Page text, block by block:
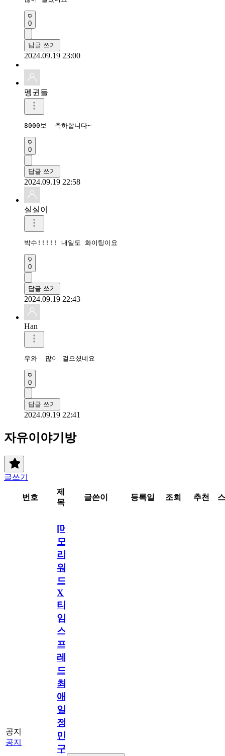
0
답글 쓰기
2024.09.19 23:00
펭귄들
0
답글 쓰기
2024.09.19 22:58
실실이
박수!!!!! 내일도 화이팅이요
0
답글 쓰기
2024.09.19 22:43
Han
우와  많이 걸으셨네요
0
답글 쓰기
2024.09.19 22:41
자유이야기방
글쓰기
번호
제
목
글쓴이 등록일 조회 추천
공지
공지
[메
모
리
워
드
X
타
임
스
프
레
드]
최
애
일
정
만
구